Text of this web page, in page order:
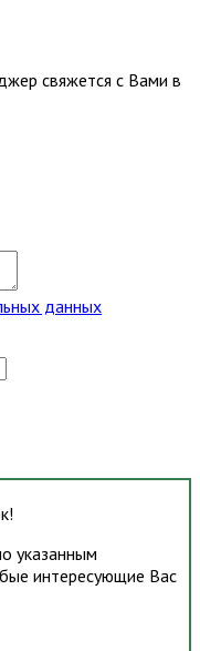
свяжется с Вами в
данных
указанным
интересующие Вас